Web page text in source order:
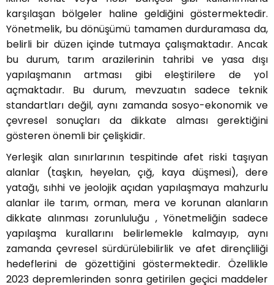
karşılaşan bölgeler haline geldiğini göstermektedir.
Yönetmelik, bu dönüşümü tamamen durduramasa da,
belirli bir düzen içinde tutmaya çalışmaktadır. Ancak
bu durum, tarım arazilerinin tahribi ve yasa dışı
yapılaşmanın artması gibi eleştirilere de yol
açmaktadır. Bu durum, mevzuatın sadece teknik
standartları değil, aynı zamanda sosyo-ekonomik ve
çevresel sonuçları da dikkate alması gerektiğini
gösteren önemli bir çelişkidir.
Yerleşik alan sınırlarının tespitinde afet riski taşıyan
alanlar (taşkın, heyelan, çığ, kaya düşmesi), dere
yatağı, sıhhi ve jeolojik açıdan yapılaşmaya mahzurlu
alanlar ile tarım, orman, mera ve korunan alanların
dikkate alınması zorunluluğu , Yönetmeliğin sadece
yapılaşma kurallarını belirlemekle kalmayıp, aynı
zamanda çevresel sürdürülebilirlik ve afet dirençliliği
hedeflerini de gözettiğini göstermektedir. Özellikle
2023 depremlerinden sonra getirilen geçici maddeler